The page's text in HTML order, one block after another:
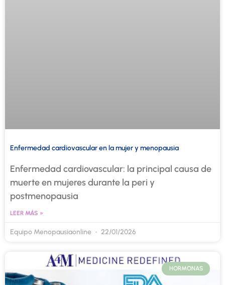
Enfermedad cardiovascular en la mujer y menopausia
Enfermedad cardiovascular: la principal causa de
muerte en mujeres durante la peri y
postmenopausia
LEER MÁS »
Equipo Menopausiaonline 22/01/2026
HORMONAS